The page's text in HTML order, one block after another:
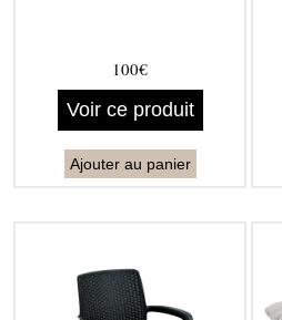
100€
Voir ce produit
Ajouter au panier